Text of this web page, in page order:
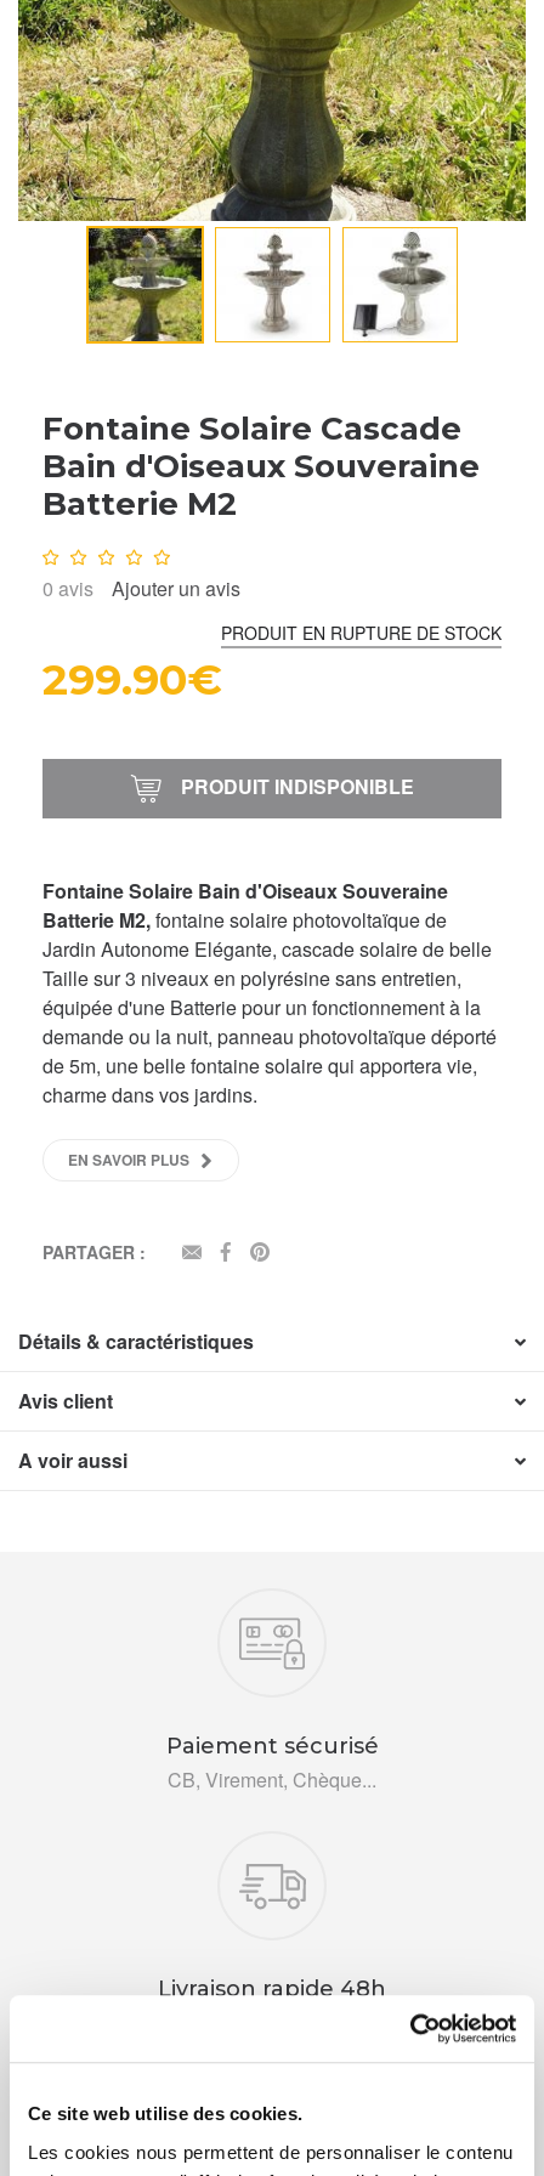
Ce site web utilise des cookies.
Les cookies nous permettent de personnaliser le contenu
Fontaine Solaire Cascade
Bain d'Oiseaux Souveraine
Batterie M2
Note : 0/10
0 avis Ajouter un avis
PRODUIT EN RUPTURE DE STOCK
299.90€
PRODUIT INDISPONIBLE
Fontaine Solaire Bain d'Oiseaux Souveraine
Batterie M2,fontaine solaire photovoltaïque de
Jardin Autonome Elégante, cascade solaire de belle
Taille sur 3 niveaux en polyrésine sans entretien,
équipée d'une Batterie pour un fonctionnement à la
demande ou la nuit, panneau photovoltaïque déporté
de 5m, une belle fontaine solaire qui apportera vie,
charme dans vos jardins.
EN SAVOIR PLUS
PARTAGER : EMAILFACEBOOK
Détails & caractéristiques
Avis client
A voir aussi
Paiement sécurisé
CB, Virement, Chèque...
Livraison rapide 48h